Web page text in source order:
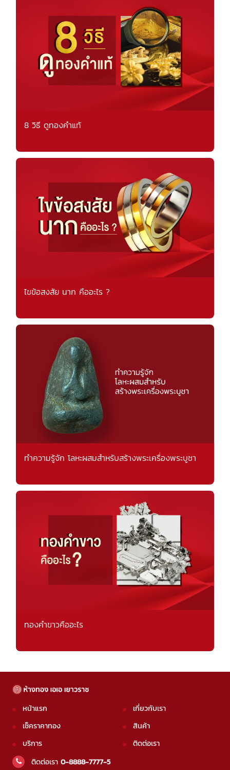
8 วิธี ดูทองคำแท้
ไขข้อสงสัย นาก คืออะไร ?
ทำความรู้จัก โลหะผสมสำหรับสร้างพระเครื่องพระบูชา
ทองคำขาวคืออะไร
หน้าแรก
เช็คราคาทอง
บริการ
เกี่ยวกับเรา
สินค้า
ติดต่อเรา
ติดต่อเรา 0-8888-7777-5